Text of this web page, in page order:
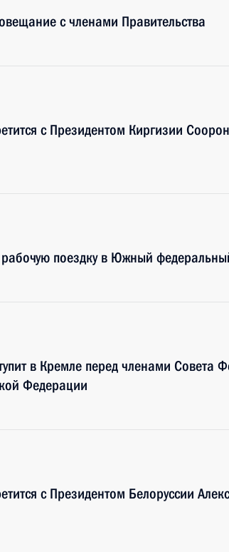
с членами Правительства
с Президентом Киргизии
поездку в Южный
в Кремле перед членами Совета
Федерации
с Президентом Белоруссии